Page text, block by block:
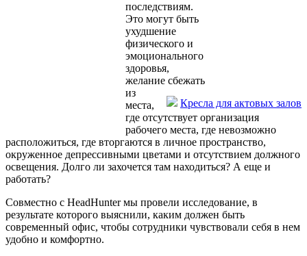
Кресла для актовых залов
последствиям.
Это могут быть
ухудшение
физического и
эмоционального
здоровья,
желание сбежать
из
места,
где отсутствует организация
рабочего места, где невозможно
расположиться, где вторгаются в личное пространство,
окруженное депрессивными цветами и отсутствием должного
освещения. Долго ли захочется там находиться? А еще и
работать?
Совместно с HeadHunter мы провели исследование, в
результате которого выяснили, каким должен быть
современный офис, чтобы сотрудники чувствовали себя в нем
удобно и комфортно.